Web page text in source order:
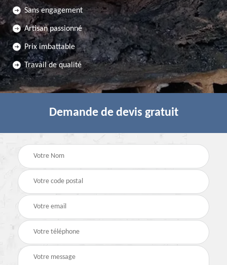
Sans engagement
Artisan passionné
Prix imbattable
Travail de qualité
Demande de devis gratuit